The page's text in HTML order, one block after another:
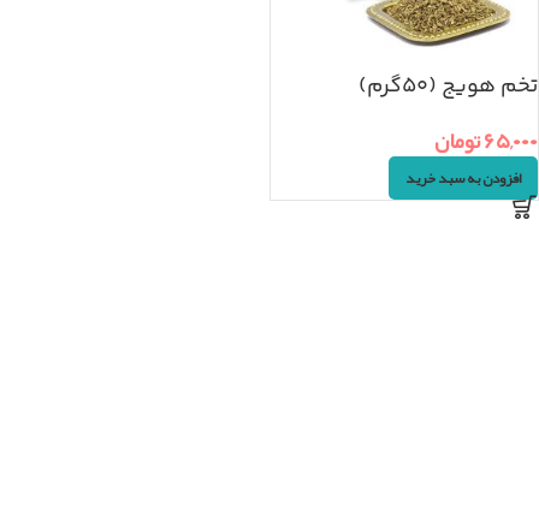
تخم هویج (۵۰گرم)
۶۵,۰۰۰تومان
افزودن به سبد خرید